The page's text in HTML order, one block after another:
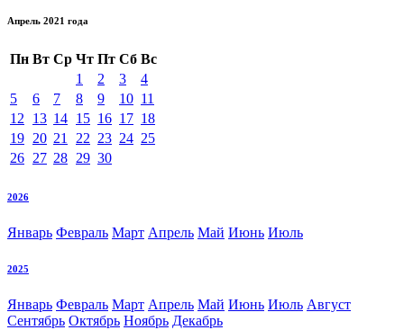
Апрель 2021 года
Пн Вт Ср Чт Пт Сб Вс
1
2 3
4
5
6 7 8 9 10 11
12
13 14 15 16 17 18
19 20 21 22 23 24 25
26 27 28 29 30
2026
Январь Февраль Март Апрель Май Июнь Июль
2025
Январь Февраль Март Апрель Май Июнь Июль Август
Сентябрь Октябрь Ноябрь Декабрь